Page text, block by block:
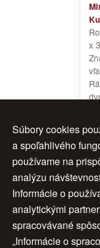
x
<<
< späť
Súbory cookies
a spoľahlivého
používame na
analýzu
Informácie o
analytickými
spracovávané
„Informácie o